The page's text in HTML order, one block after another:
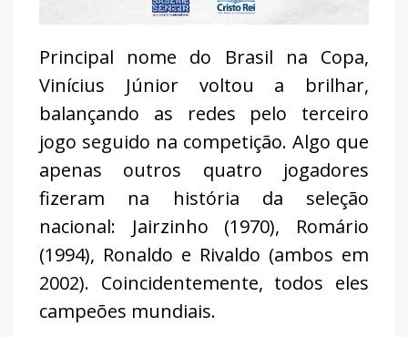
Principal nome do Brasil na Copa,
Vinícius Júnior voltou a brilhar,
balançando as redes pelo terceiro
jogo seguido na competição. Algo que
apenas outros quatro jogadores
fizeram na história da seleção
nacional: Jairzinho (1970), Romário
(1994), Ronaldo e Rivaldo (ambos em
2002). Coincidentemente, todos eles
campeões mundiais.